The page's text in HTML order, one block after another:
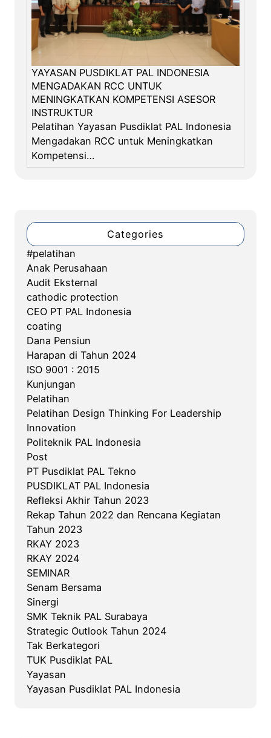
YAYASAN PUSDIKLAT PAL INDONESIA
MENGADAKAN RCC UNTUK
MENINGKATKAN KOMPETENSI ASESOR
INSTRUKTUR
Pelatihan Yayasan Pusdiklat PAL Indonesia
Mengadakan RCC untuk Meningkatkan
Kompetensi…
Categories
#pelatihan
Anak Perusahaan
Audit Eksternal
cathodic protection
CEO PT PAL Indonesia
coating
Dana Pensiun
Harapan di Tahun 2024
ISO 9001 : 2015
Kunjungan
Pelatihan
Pelatihan Design Thinking For Leadership
Innovation
Politeknik PAL Indonesia
Post
PT Pusdiklat PAL Tekno
PUSDIKLAT PAL Indonesia
Refleksi Akhir Tahun 2023
Rekap Tahun 2022 dan Rencana Kegiatan
Tahun 2023
RKAY 2023
RKAY 2024
SEMINAR
Senam Bersama
Sinergi
SMK Teknik PAL Surabaya
Strategic Outlook Tahun 2024
Tak Berkategori
TUK Pusdiklat PAL
Yayasan
Yayasan Pusdiklat PAL Indonesia